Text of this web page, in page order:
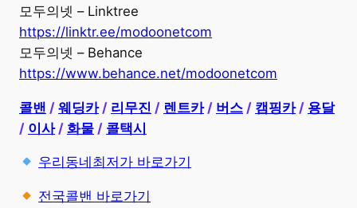
모두의넷 – Linktree
https://linktr.ee/modoonetcom
모두의넷 – Behance
https://www.behance.net/modoonetcom
콜밴 / 웨딩카/ 리무진 / 렌트카/ 버스 / 캠핑카/ 용달
/ 이사/ 화물 / 콜택시
우리동네최저가 바로가기
전국콜밴 바로가기